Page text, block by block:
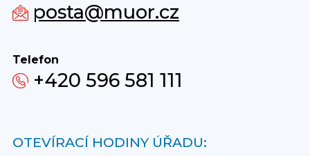
posta@muor.cz
Telefon
+420 596 581 111
OTEVÍRACÍ HODINY ÚŘADU: